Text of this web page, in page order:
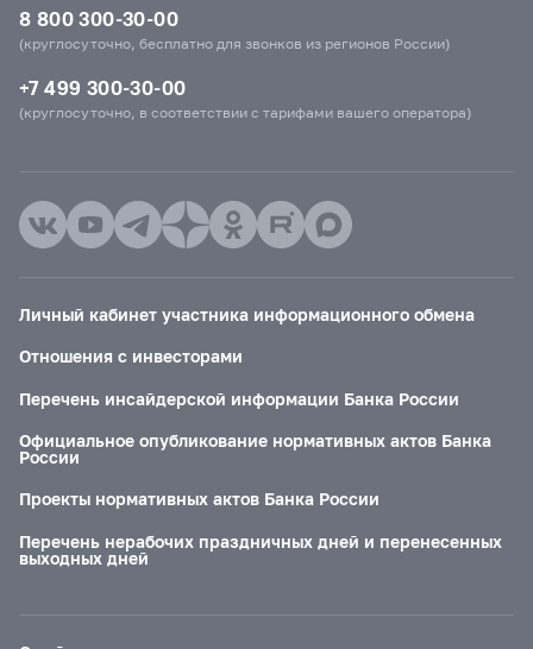
8 800 300-30-00
(круглосуточно, бесплатно для звонков из регионов России)
+7 499 300-30-00
(круглосуточно, в соответствии с тарифами вашего оператора)
Личный кабинет участника информационного обмена
Отношения с инвесторами
Перечень инсайдерской информации Банка России
Официальное опубликование нормативных актов Банка
России
Проекты нормативных актов Банка России
Перечень нерабочих праздничных дней и перенесенных
выходных дней